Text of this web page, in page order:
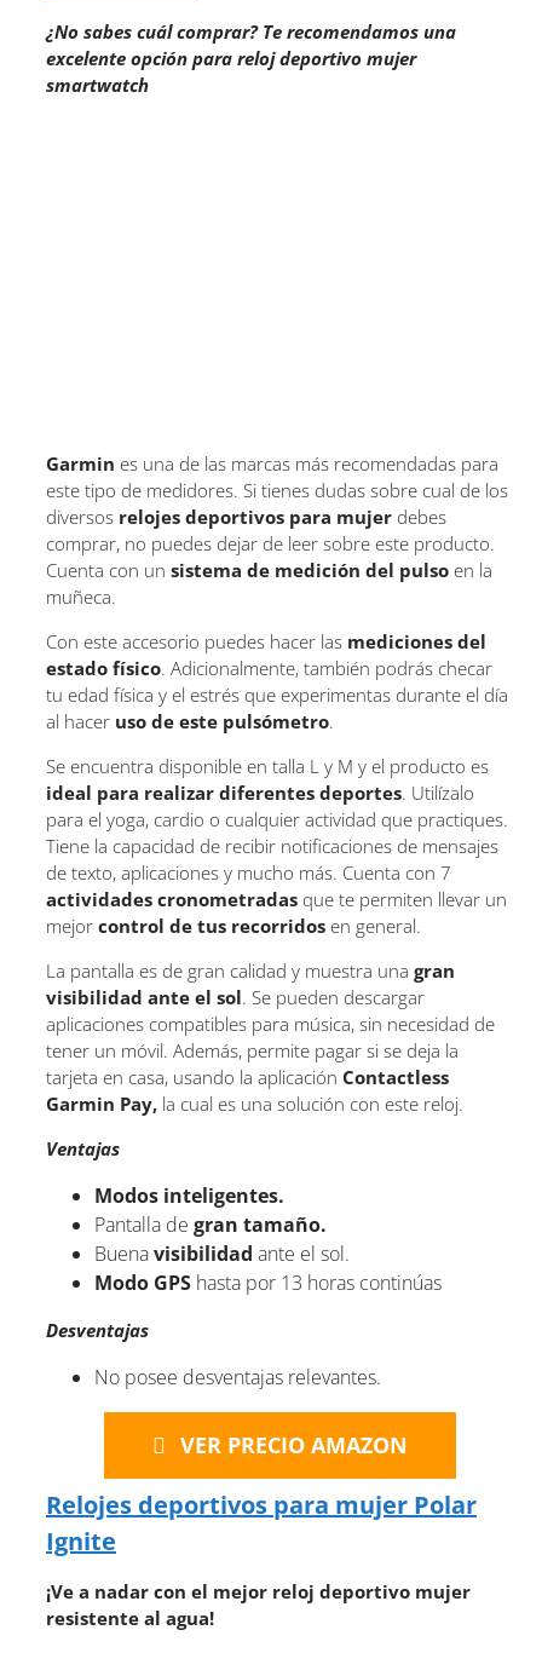
¿No sabes cuál comprar? Te recomendamos una
excelente opción para reloj deportivo mujer
smartwatch
Garmin es una de las marcas más recomendadas para
este tipo de medidores. Si tienes dudas sobre cual de los
diversos relojes deportivos para mujerdebes
comprar, no puedes dejar de leer sobre este producto.
Cuenta con un sistema de medición del pulsoen la
muñeca.
Con este accesorio puedes hacer las mediciones del
estado físico. Adicionalmente, también podrás checar
tu edad física y el estrés que experimentas durante el día
al hacer uso de este pulsómetro.
Se encuentra disponible en talla L y M y el producto es
ideal para realizar diferentes deportes. Utilízalo
para el yoga, cardio o cualquier actividad que practiques.
Tiene la capacidad de recibir notificaciones de mensajes
de texto, aplicaciones y mucho más. Cuenta con 7
actividades cronometradasque te permiten llevar un
mejor control de tus recorridosen general.
La pantalla es de gran calidad y muestra una gran
visibilidad ante el sol. Se pueden descargar
aplicaciones compatibles para música, sin necesidad de
tener un móvil. Además, permite pagar si se deja la
tarjeta en casa, usando la aplicación Contactless
Garmin Pay,la cual es una solución con este reloj.
Ventajas
Modos inteligentes.
Pantalla de gran tamaño.
Buenavisibilidad ante el sol.
Modo GPShasta por 13 horas continúas
Desventajas
No posee desventajas relevantes.
VER PRECIO AMAZON
Relojes deportivos para mujer Polar
Ignite
¡Ve a nadar con el mejor reloj deportivo mujer
resistente al agua!